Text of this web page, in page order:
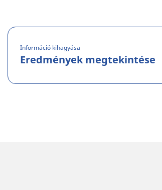
Információ kihagyása
Eredmények megtekintése